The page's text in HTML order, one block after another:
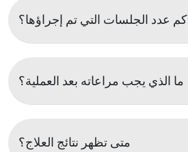
كم عدد الجلسات التي تم إجراؤها؟
ما الذي يجب مراعاته بعد العملية؟
متى تظهر نتائج العلاج؟